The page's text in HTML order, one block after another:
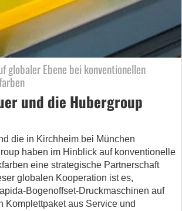
globaler Ebene bei konventionellen
und die Hubergroup
die in Kirchheim bei München
haben im Hinblick auf konventionelle
eine strategische Partnerschaft
globalen Kooperation ist es,
Bogenoffset-Druckmaschinen auf
Komplettpaket aus Service und